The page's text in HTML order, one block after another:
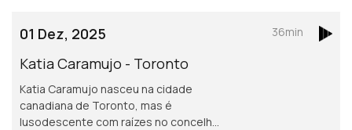
dispositivos para mover cotovelos e
mãos em pessoas que tenham sofrido
um AVC.
01 Dez, 2025
Katia Caramujo - Toronto
Katia Caramujo nasceu na cidade
canadiana de Toronto, mas é
lusodescente com raízes no concelho
36min